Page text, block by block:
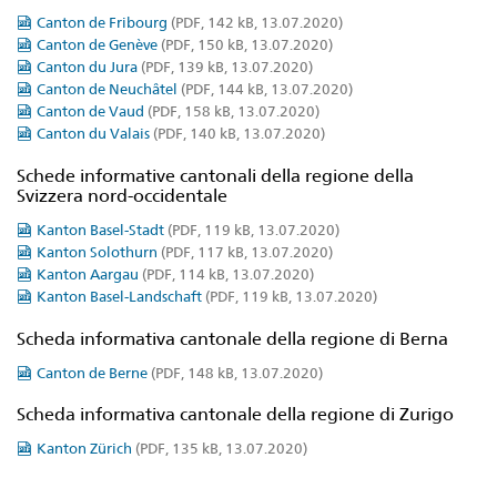
Canton de Fribourg (PDF, 142 kB, 13.07.2020)
Canton de Genève (PDF, 150 kB, 13.07.2020)
Canton du Jura (PDF, 139 kB, 13.07.2020)
Canton de Neuchâtel (PDF, 144 kB, 13.07.2020)
Canton de Vaud (PDF, 158 kB, 13.07.2020)
Canton du Valais (PDF, 140 kB, 13.07.2020)
Schede informative cantonali della regione della
Svizzera nord-occidentale
Kanton Basel-Stadt (PDF, 119 kB, 13.07.2020)
Kanton Solothurn (PDF, 117 kB, 13.07.2020)
Kanton Aargau (PDF, 114 kB, 13.07.2020)
Kanton Basel-Landschaft (PDF, 119 kB, 13.07.2020)
Scheda informativa cantonale della regione di Berna
Canton de Berne (PDF, 148 kB, 13.07.2020)
Scheda informativa cantonale della regione di Zurigo
Kanton Zürich (PDF, 135 kB, 13.07.2020)